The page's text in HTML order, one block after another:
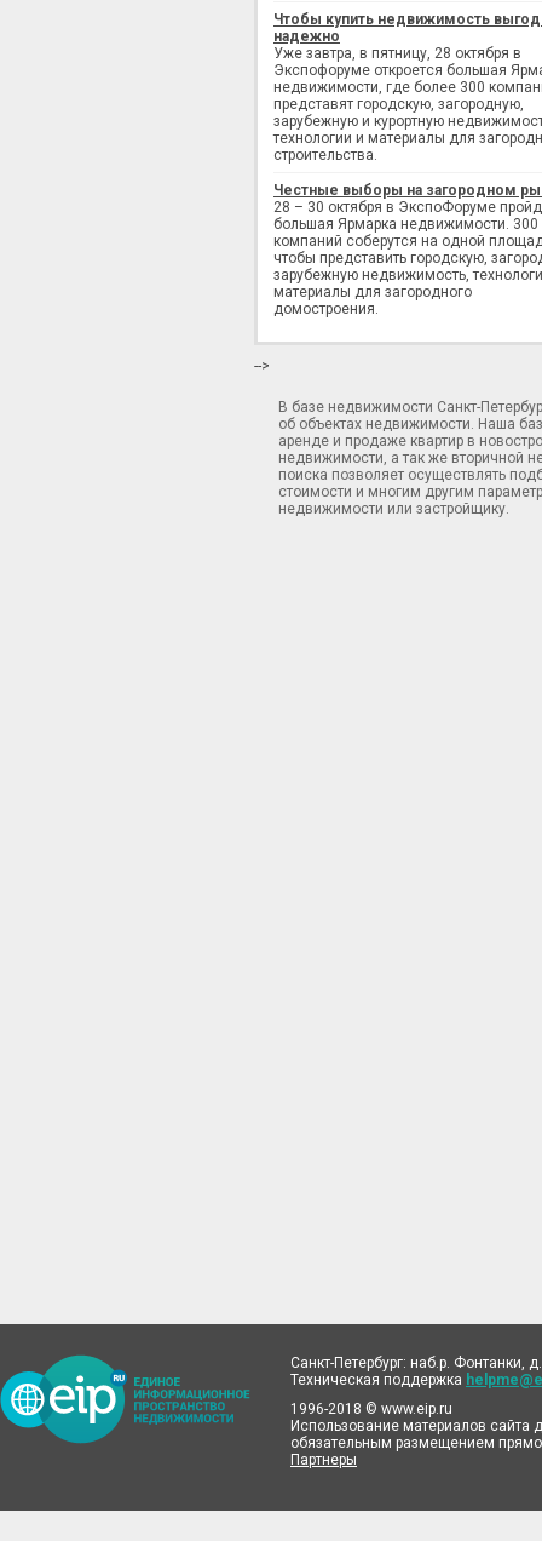
Чтобы купить недвижимость
надежно
Уже завтра, в пятницу, 28 октября в
Экспофоруме откроется большая
недвижимости, где более 300
представят городскую, загородную,
зарубежную и курортную
технологии и материалы для
строительства.
Честные выборы на загородном
28 – 30 октября в ЭкспоФоруме
большая Ярмарка недвижимости. 300
компаний соберутся на одной
чтобы представить городскую,
зарубежную недвижимость,
материалы для загородного
домостроения.
-->
В базе недвижимости Санкт-
об объектах недвижимости. Наша
аренде и продаже квартир в
недвижимости, а так же вторичной
поиска позволяет осуществлять
стоимости и многим другим
недвижимости или застройщику.
Санкт-Петербург: наб.р. Фонтанки,
Техническая поддержка
1996-2018 © www.eip.ru
Использование материалов сайта
обязательным размещением
Партнеры